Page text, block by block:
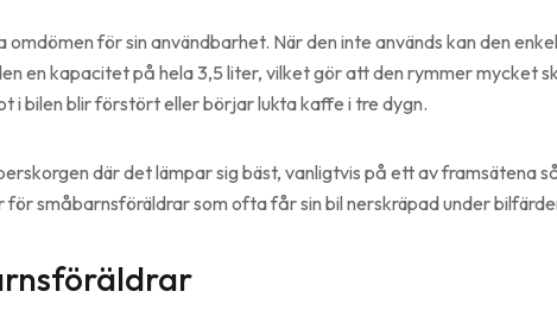
för sin användbarhet. När den inte används kan den
en kapacitet på hela 3,5 liter, vilket gör att den rymmer mycket
i bilen blir förstört eller börjar lukta kaffe i tre dygn.
där det lämpar sig bäst, vanligtvis på ett av framsätena
småbarnsföräldrar som ofta får sin bil nerskräpad under